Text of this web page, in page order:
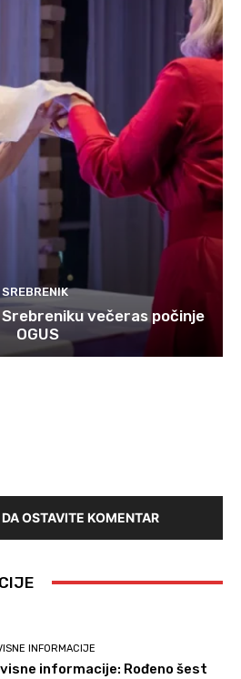
SREBRENIK
večeras počinje
OGUS
OSTAVITE KOMENTAR
INFORMACIJE
informacije: Rođeno šest